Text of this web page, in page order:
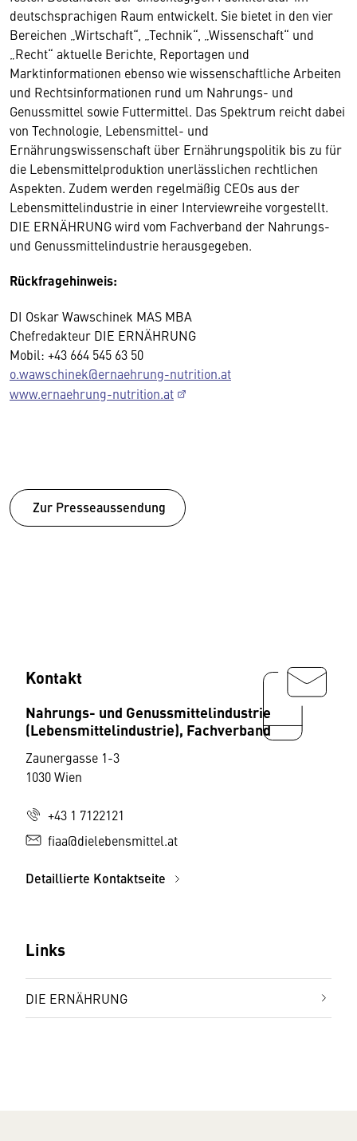
deutschsprachigen Raum entwickelt. Sie bietet in den vier
Bereichen „Wirtschaft“, „Technik“, „Wissenschaft“ und
„Recht“ aktuelle Berichte, Reportagen und
Marktinformationen ebenso wie wissenschaftliche Arbeiten
und Rechtsinformationen rund um Nahrungs- und
Genussmittel sowie Futtermittel. Das Spektrum reicht dabei
von Technologie, Lebensmittel- und
Ernährungswissenschaft über Ernährungspolitik bis zu für
die Lebensmittelproduktion unerlässlichen rechtlichen
Aspekten. Zudem werden regelmäßig CEOs aus der
Lebensmittelindustrie in einer Interviewreihe vorgestellt.
DIE ERNÄHRUNG wird vom Fachverband der Nahrungs-
und Genussmittelindustrie herausgegeben.
Rückfragehinweis:
DI Oskar Wawschinek MAS MBA
Chefredakteur DIE ERNÄHRUNG
Mobil: +43 664 545 63 50
o.wawschinek@ernaehrung-nutrition.at
www.ernaehrung-nutrition.at
Zur Presseaussendung
Kontakt
Nahrungs- und Genussmittelindustrie
(Lebensmittelindustrie), Fachverband
Zaunergasse 1-3
1030 Wien
+43 1 7122121
fiaa@dielebensmittel.at
Detaillierte Kontaktseite
Links
DIE ERNÄHRUNG